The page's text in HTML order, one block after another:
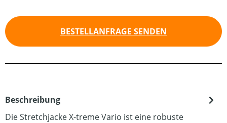
BESTELLANFRAGE SENDEN
Beschreibung
Die Stretchjacke X-treme Vario ist eine robuste